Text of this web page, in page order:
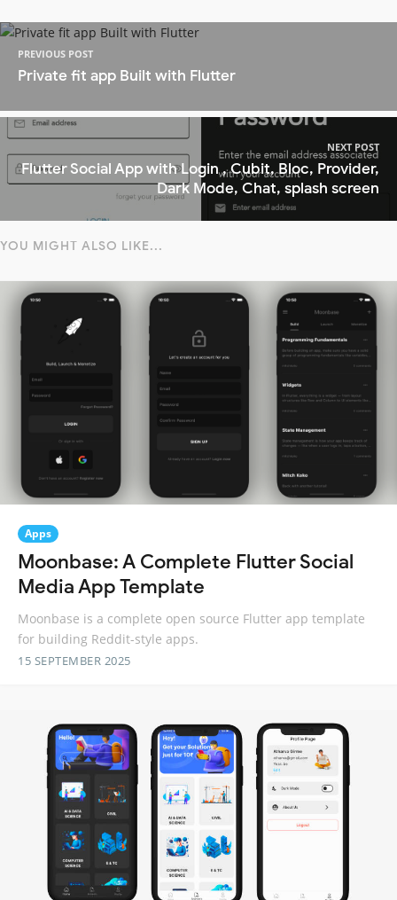
PREVIOUS POST
Private fit app Built with Flutter
NEXT POST
Flutter Social App with Login , Cubit, Bloc, Provider,
Dark Mode, Chat, splash screen
YOU MIGHT ALSO LIKE...
Apps
Moonbase: A Complete Flutter Social
Media App Template
Moonbase is a complete open source Flutter app template
for building Reddit-style apps.
15 SEPTEMBER 2025